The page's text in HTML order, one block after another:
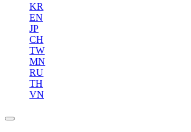
KR
EN
JP
CH
TW
MN
RU
TH
VN